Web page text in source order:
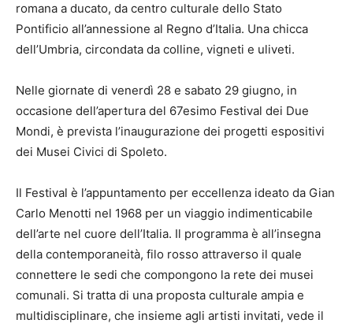
romana a ducato, da centro culturale dello Stato
Pontificio all’annessione al Regno d’Italia. Una chicca
dell’Umbria, circondata da colline, vigneti e uliveti.
Nelle giornate di venerdì 28 e sabato 29 giugno, in
occasione dell’apertura del 67esimo Festival dei Due
Mondi, è prevista l’inaugurazione dei progetti espositivi
dei Musei Civici di Spoleto.
Il Festival è l’appuntamento per eccellenza ideato da Gian
Carlo Menotti nel 1968 per un viaggio indimenticabile
dell’arte nel cuore dell’Italia. Il programma è all’insegna
della contemporaneità, filo rosso attraverso il quale
connettere le sedi che compongono la rete dei musei
comunali. Si tratta di una proposta culturale ampia e
multidisciplinare, che insieme agli artisti invitati, vede il